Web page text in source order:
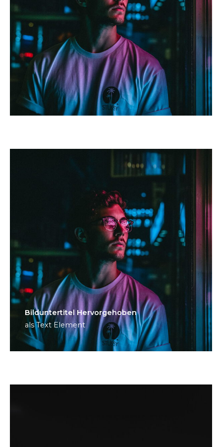
Bild­unter­titel Hervorgehoben
als Text Element